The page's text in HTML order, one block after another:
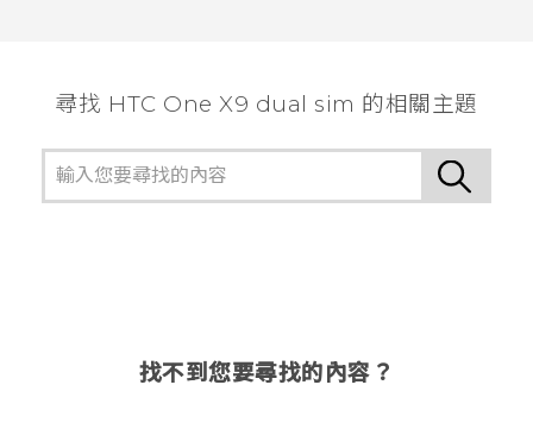
尋找 HTC One X9 dual sim 的相關主題
找不到您要尋找的內容？